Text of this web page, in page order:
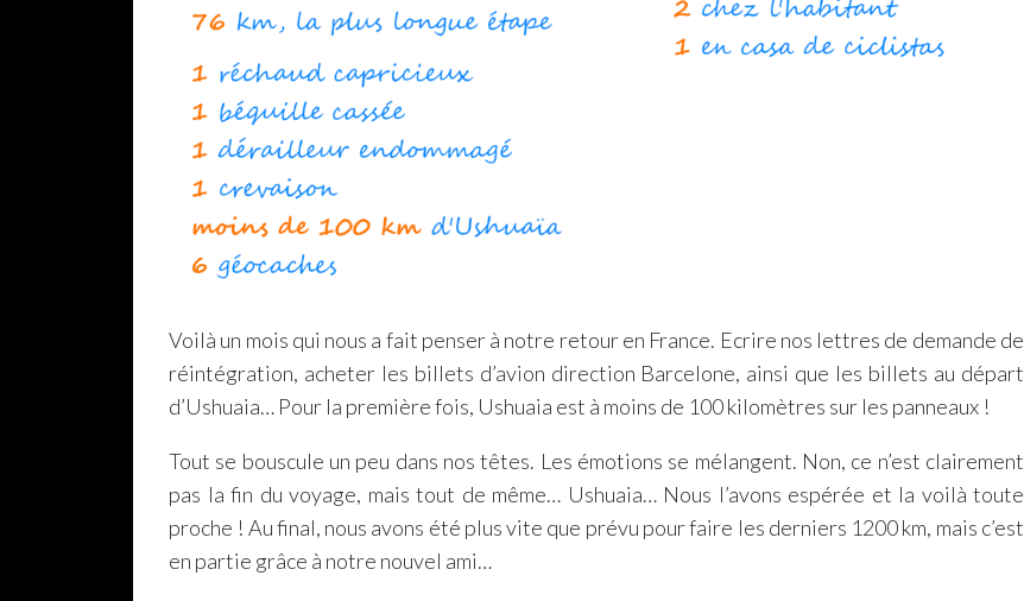
Voilà un mois qui nous a fait penser à notre retour en France. Ecrire nos lettres de demande de
réintégration, acheter les billets d’avion direction Barcelone, ainsi que les billets au départ
d’Ushuaia… Pour la première fois, Ushuaia est à moins de 100 kilomètres sur les panneaux !
Tout se bouscule un peu dans nos têtes. Les émotions se mélangent. Non, ce n’est clairement
pas la fin du voyage, mais tout de même… Ushuaia… Nous l’avons espérée et la voilà toute
proche ! Au final, nous avons été plus vite que prévu pour faire les derniers 1200 km, mais c’est
en partie grâce à notre nouvel ami…